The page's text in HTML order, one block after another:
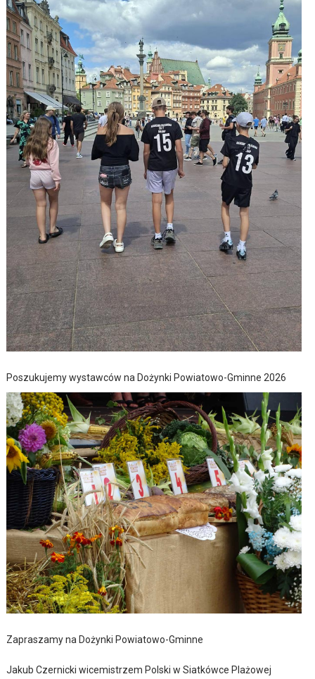
Poszukujemy wystawców na Dożynki Powiatowo-Gminne 2026
Zapraszamy na Dożynki Powiatowo-Gminne
Jakub Czernicki wicemistrzem Polski w Siatkówce Plażowej